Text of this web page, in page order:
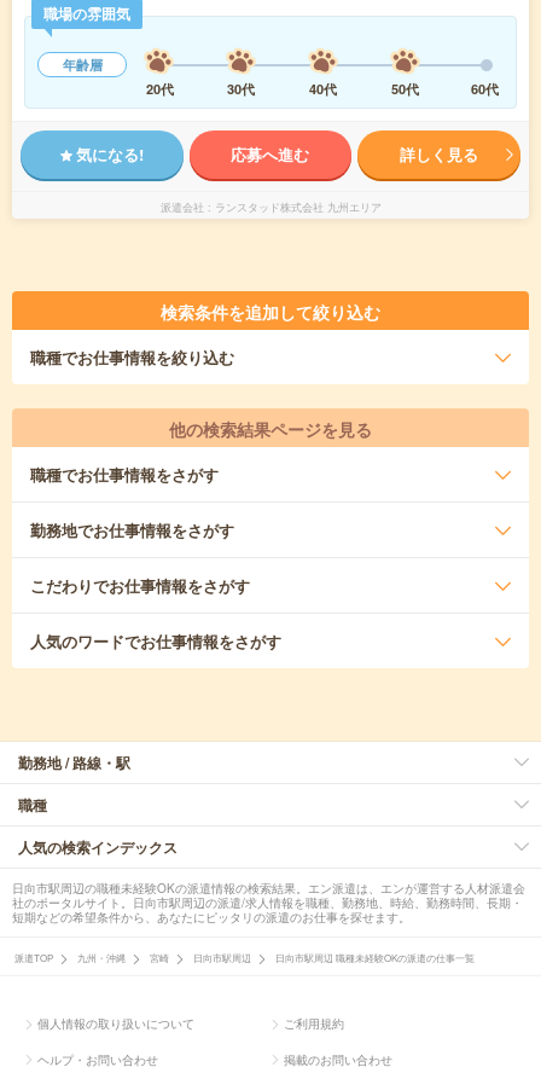
職場の雰囲気
年齢層
20代
30代 40代 50代 60代
気になる! 応募へ進む 詳しく見る
派遣会社 ランスタッド株式会社 九州エリア
検索条件を追加して絞り込む
職種でお仕事情報を絞り込む
他の検索結果ページを見る
職種でお仕事情報をさがす
勤務地でお仕事情報をさがす
こだわりでお仕事情報をさがす
人気のワードでお仕事情報をさがす
勤務地 / 路線・駅
職種
人気の検索インデックス
日向市駅周辺の職種未経験OKの派遣情報の検索結果。エン派遣は、エンが運営する人材派遣会
社のポータルサイト。日向市駅周辺の派遣/求人情報を職種、勤務地、時給、勤務時間、長期・
短期などの希望条件から、あなたにピッタリの派遣のお仕事を探せます。
派遣TOP 九州・沖縄 宮崎 日向市駅周辺 日向市駅周辺 職種未経験OKの派遣の仕事一覧
個人情報の取り扱いについて ご利用規約
ヘルプ・お問い合わせ 掲載のお問い合わせ